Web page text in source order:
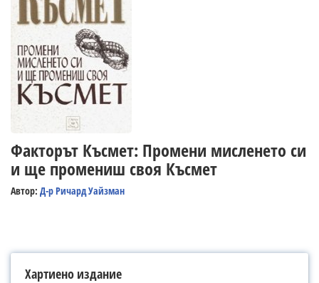
Факторът Късмет: Промени мисленето си
и ще промениш своя Късмет
Автор: Д-р Ричард Уайзман
Хартиено издание